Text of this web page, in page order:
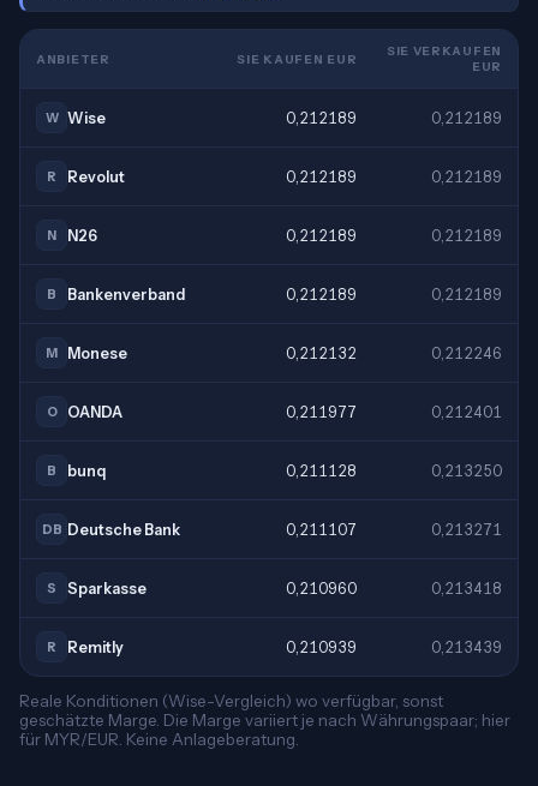
ANBIETER SIE KAUFEN EUR
SIE VERKAUFEN
EUR
W Wise 0,212189 0,212189
R Revolut 0,212189 0,212189
N N26 0,212189 0,212189
B Bankenverband 0,212189 0,212189
M Monese 0,212132 0,212246
O OANDA 0,211977 0,212401
B bunq 0,211128 0,213250
DB Deutsche Bank 0,211107 0,213271
S Sparkasse 0,210960 0,213418
R Remitly 0,210939 0,213439
Reale Konditionen (Wise-Vergleich) wo verfügbar, sonst
geschätzte Marge. Die Marge variiert je nach Währungspaar; hier
für MYR/EUR. Keine Anlageberatung.